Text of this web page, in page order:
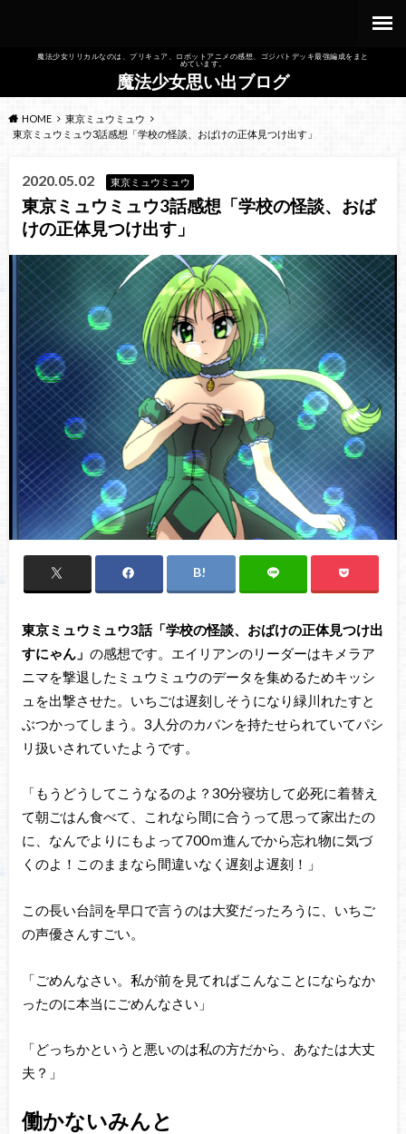
魔法少女リリカルなのは、プリキュア、ロボットアニメの感想、ゴジバトデッキ最強編成をまと
めています。
魔法少女思い出ブログ
HOME
東京ミュウミュウ
東京ミュウミュウ3話感想「学校の怪談、おばけの正体見つけ出す」
2020.05.02 東京ミュウミュウ
東京ミュウミュウ3話感想「学校の怪談、おば
けの正体見つけ出す」
東京ミュウミュウ3話「学校の怪談、おばけの正体見つけ出
すにゃん」 の感想です。エイリアンのリーダーはキメラア
ニマを撃退したミュウミュウのデータを集めるためキッシ
ュを出撃させた。いちごは遅刻しそうになり緑川れたすと
ぶつかってしまう。3人分のカバンを持たせられていてパシ
リ扱いされていたようです。
「もうどうしてこうなるのよ？30分寝坊して必死に着替え
て朝ごはん食べて、これなら間に合うって思って家出たの
に、なんでよりにもよって700ｍ進んでから忘れ物に気づ
くのよ！このままなら間違いなく遅刻よ遅刻！」
この長い台詞を早口で言うのは大変だったろうに、いちご
の声優さんすごい。
「ごめんなさい。私が前を見てればこんなことにならなか
ったのに本当にごめんなさい」
「どっちかというと悪いのは私の方だから、あなたは大丈
夫？」
働かないみんと